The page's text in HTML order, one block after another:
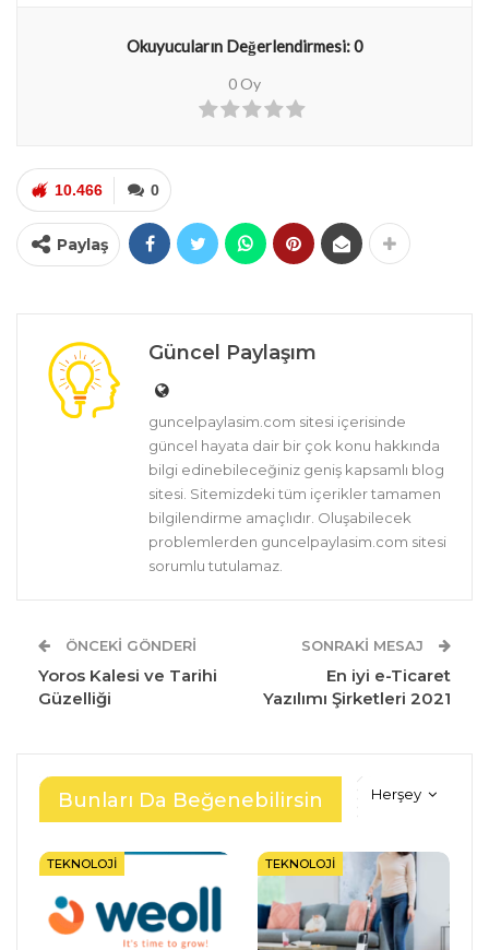
Okuyucuların Değerlendirmesi:0
0 Oy
0
10.466
Paylaş
Güncel Paylaşım
guncelpaylasim.com sitesi içerisinde
güncel hayata dair bir çok konu hakkında
bilgi edinebileceğiniz geniş kapsamlı blog
sitesi. Sitemizdeki tüm içerikler tamamen
bilgilendirme amaçlıdır. Oluşabilecek
problemlerden guncelpaylasim.com sitesi
sorumlu tutulamaz.
ÖNCEKI GÖNDERI
Yoros Kalesi ve Tarihi
Güzelliği
SONRAKI MESAJ
En iyi e-Ticaret
Yazılımı Şirketleri 2021
Herşey
Bunları Da Beğenebilirsin
TEKNOLOJI TEKNOLOJI